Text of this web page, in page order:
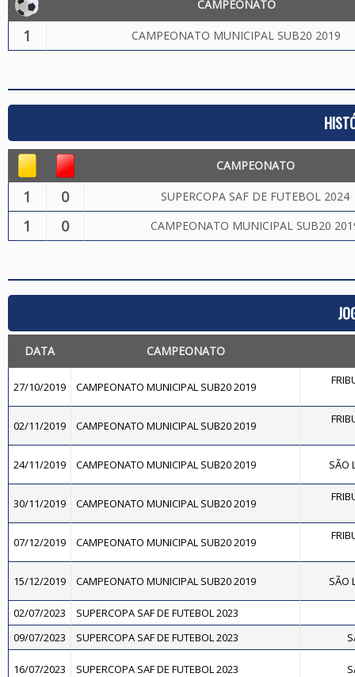
CAMPEONATO
1 CAMPEONATO MUNICIPAL SUB20 2019
CAMPEONATO
1 0 SUPERCOPA SAF DE FUTEBOL 2024
1 0 CAMPEONATO MUNICIPAL SUB20
DATA CAMPEONATO
27/10/2019 CAMPEONATO MUNICIPAL SUB20 2019
02/11/2019 CAMPEONATO MUNICIPAL SUB20 2019
24/11/2019 CAMPEONATO MUNICIPAL SUB20 2019 SÃO
30/11/2019 CAMPEONATO MUNICIPAL SUB20 2019
07/12/2019 CAMPEONATO MUNICIPAL SUB20 2019
15/12/2019 CAMPEONATO MUNICIPAL SUB20 2019 SÃO
02/07/2023
SUPERCOPA SAF DE FUTEBOL 2023
09/07/2023
SUPERCOPA SAF DE FUTEBOL 2023
16/07/2023 SUPERCOPA SAF DE FUTEBOL 2023